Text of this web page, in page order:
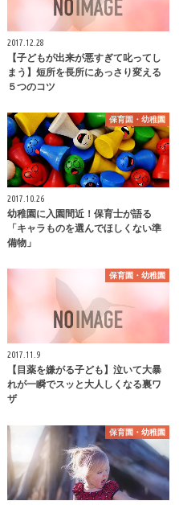
2017.12.28
【子どもが出来が悪すぎて叱ってし
まう】短所を長所にあっさり変える
５つのコツ
保育園・幼稚園
2017.10.26
幼稚園に入園間近！保育士が語る
「キャラものを選んでほしくない準
備物」
保育園・幼稚園
2017.11.9
【目薬を嫌がる子ども】泣いて大暴
れが一瞬でスッと大人しくなる裏ワ
ザ
保育園・幼稚園